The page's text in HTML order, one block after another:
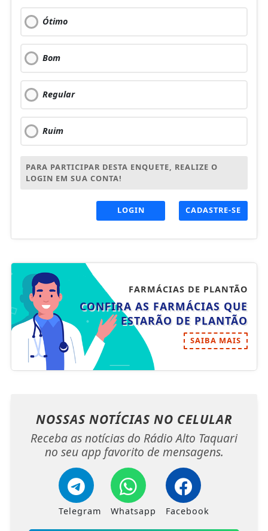
Ótimo
Bom
Regular
Ruim
PARA PARTICIPAR DESTA ENQUETE, REALIZE O
LOGIN EM SUA CONTA!
LOGIN CADASTRE-SE
FARMÁCIAS DE PLANTÃO
CONFIRA AS FARMÁCIAS QUE
ESTARÃO DE PLANTÃO
SAIBA MAIS
NOSSAS NOTÍCIAS NO CELULAR
Receba as notícias do Rádio Alto Taquari
no seu app favorito de mensagens.
Telegram Whatsapp Facebook